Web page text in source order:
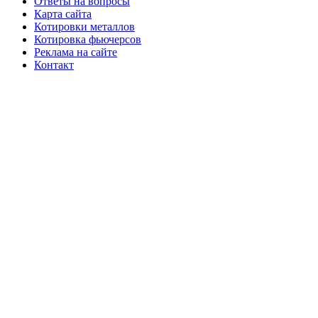
Карта сайта
Котировки металлов
Котировка фьючерсов
Реклама на сайте
Контакт